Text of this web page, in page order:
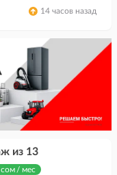
14 часов назад
из 13
/ мес